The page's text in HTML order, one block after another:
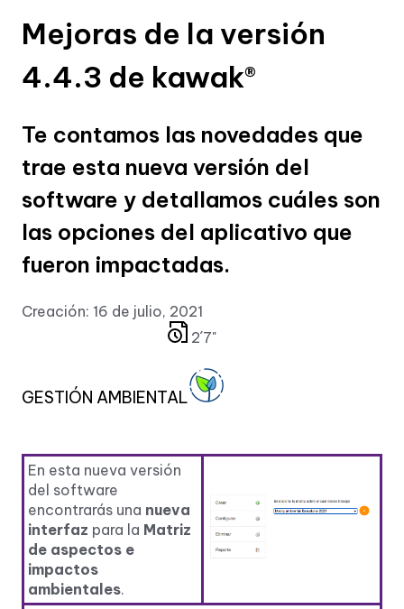
Mejoras de la versión
4.4.3 de kawak®
Te contamos las novedades que
trae esta nueva versión del
software y detallamos cuáles son
las opciones del aplicativo que
fueron impactadas.
Creación: 16 de julio, 2021
2´7"
GESTIÓN AMBIENTAL
En esta nueva versión
del software
encontrarás una nueva
interfaz para la Matriz
de aspectos e
impactos
ambientales.